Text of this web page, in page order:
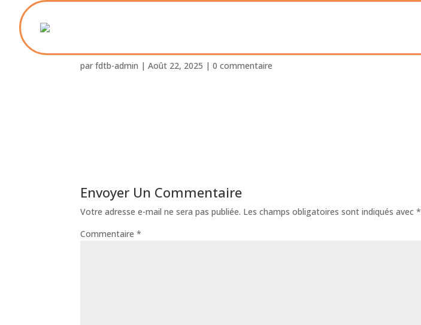
parfdtb-admin |Août 22, 2025 |0 commentaire
Envoyer Un Commentaire
Votre adresse e-mail ne sera pas publiée. Les champs obligatoires sont indiqués avec*
Commentaire*